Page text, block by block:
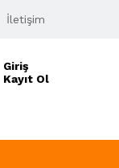
İletişim
Giriş
Kayıt Ol